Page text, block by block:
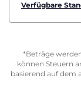
Verfügbare
*Beträge
können Steuern
basierend auf dem